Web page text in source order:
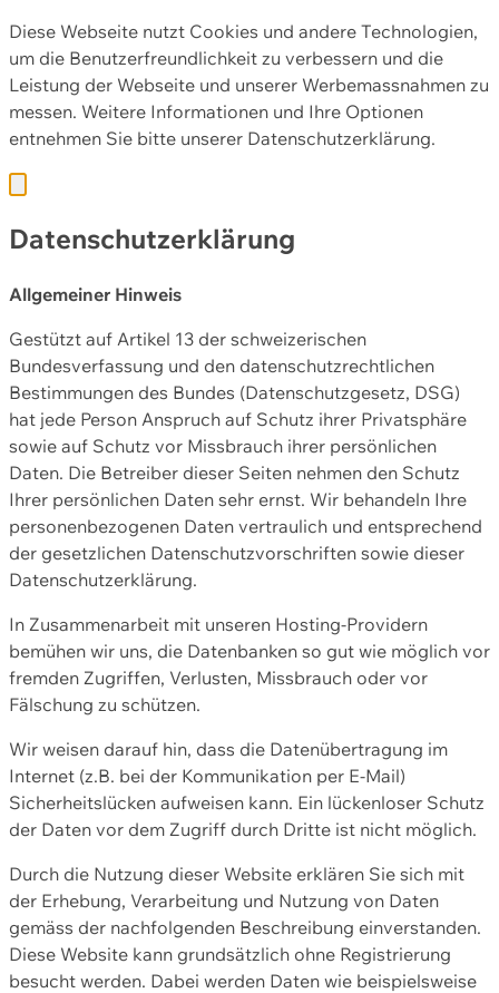
Diese Webseite nutzt Cookies und andere Technologien,
um die Benutzerfreundlichkeit zu verbessern und die
Leistung der Webseite und unserer Werbemassnahmen zu
messen. Weitere Informationen und Ihre Optionen
entnehmen Sie bitte unserer Datenschutzerklärung.
Datenschutzerklärung
Allgemeiner Hinweis
Gestützt auf Artikel 13 der schweizerischen
Bundesverfassung und den datenschutzrechtlichen
Bestimmungen des Bundes (Datenschutzgesetz, DSG)
hat jede Person Anspruch auf Schutz ihrer Privatsphäre
sowie auf Schutz vor Missbrauch ihrer persönlichen
Daten. Die Betreiber dieser Seiten nehmen den Schutz
Ihrer persönlichen Daten sehr ernst. Wir behandeln Ihre
personenbezogenen Daten vertraulich und entsprechend
der gesetzlichen Datenschutzvorschriften sowie dieser
Datenschutzerklärung.
In Zusammenarbeit mit unseren Hosting-Providern
bemühen wir uns, die Datenbanken so gut wie möglich vor
fremden Zugriffen, Verlusten, Missbrauch oder vor
Fälschung zu schützen.
Wir weisen darauf hin, dass die Datenübertragung im
Internet (z.B. bei der Kommunikation per E-Mail)
Sicherheitslücken aufweisen kann. Ein lückenloser Schutz
der Daten vor dem Zugriff durch Dritte ist nicht möglich.
Durch die Nutzung dieser Website erklären Sie sich mit
der Erhebung, Verarbeitung und Nutzung von Daten
gemäss der nachfolgenden Beschreibung einverstanden.
Diese Website kann grundsätzlich ohne Registrierung
besucht werden. Dabei werden Daten wie beispielsweise